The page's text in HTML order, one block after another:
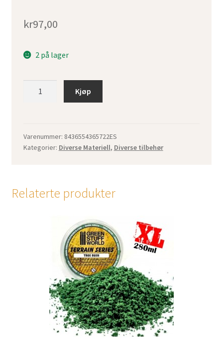
kr97,00
2 på lager
-
Light
280
ml
Kjøp
Varenummer: 8436554365722ES
Kategorier: Diverse Materiell, Diverse tilbehør
Relaterte produkter